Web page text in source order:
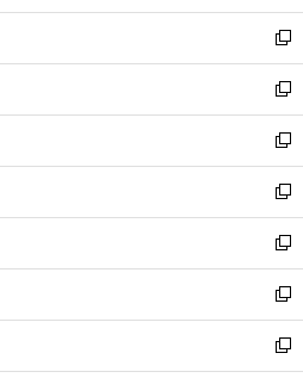
開
く
ウ
で
開
く
ン
ド
ウ
で
開
く
ウ
ィ
ン
ド
ウ
で
開
く
新
し
い
ウ
ィ
ン
ド
ウ
で
開
く
新
し
い
ウ
ィ
ン
ド
ウ
で
開
く
新
し
い
ウ
ィ
ン
ド
ウ
で
開
新
し
い
ウ
ィ
ン
ド
ウ
新
し
い
ウ
ィ
ン
新
し
い
新